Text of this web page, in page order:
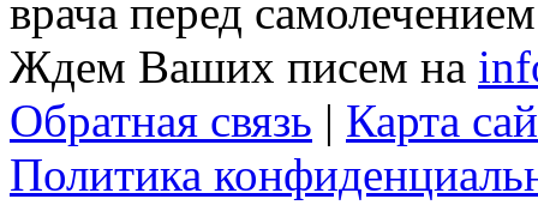
врача перед
Ждем Ваших писем на
Обратная связь | Карта
Политика